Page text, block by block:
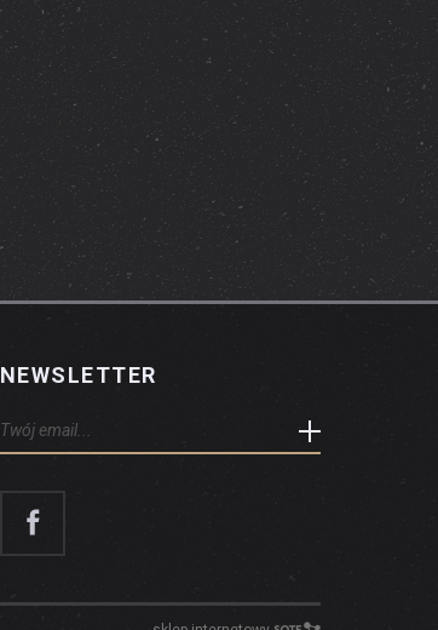
NEWSLETTER